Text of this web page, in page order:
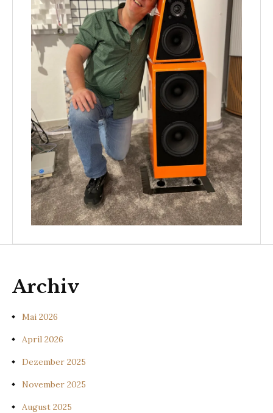
Archiv
Mai 2026
April 2026
Dezember 2025
November 2025
August 2025